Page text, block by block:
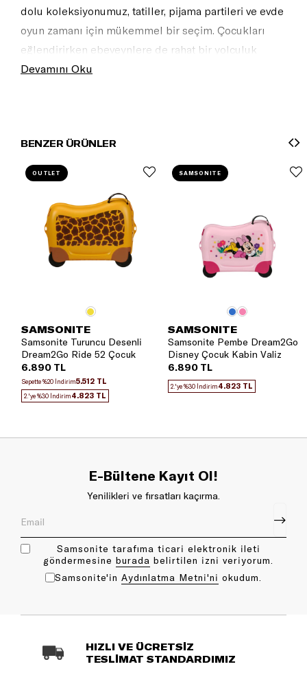
dolu koleksiyonumuz, tatiller, pijama partileri ve evde
oyun zamanı için mükemmel bir seçim. Çocukları
eğlendirirken ebeveynlere de rahat bir yolculuk
sunan, birbirinden büyülü Disney baskılarından
Devamını Oku
BENZER ÜRÜNLER
SAMSONITE
Samsonite Turuncu Desenli
Dream2Go Ride 52 Çocuk
Kabin Valiz
6.890 TL
Sepette %20 İndirim5.512 TL
2.'ye %30 İndirim4.823 TL
OUTLET
SAMSONITE
Samsonite Pembe Dream2Go
Disney Çocuk Kabin Valiz
6.890 TL
2.'ye %30 İndirim4.823 TL
SAMSONITE
E-Bültene Kayıt Ol!
Yenilikleri ve fırsatları kaçırma.
Samsonite tarafıma ticari elektronik ileti
göndermesine bu rada belirtilen izni veriyorum.
Samsonite'in Aydınlatma Metni'ni okudum.
HIZLI VE ÜCRETSİZ
TESLİMAT STANDARDIMIZ